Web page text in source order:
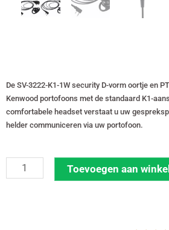
De SV-3222-K1-1W security D-vorm oortje en
Kenwood portofoons met de standaard K1-
comfortabele headset verstaat u uw
helder communiceren via uw portofoon.
van
Toevoegen aan